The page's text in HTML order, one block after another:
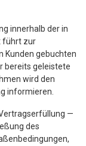
innerhalb der in
führt zur
Kunden gebuchten
bereits geleistete
wird den
informieren.
—
des